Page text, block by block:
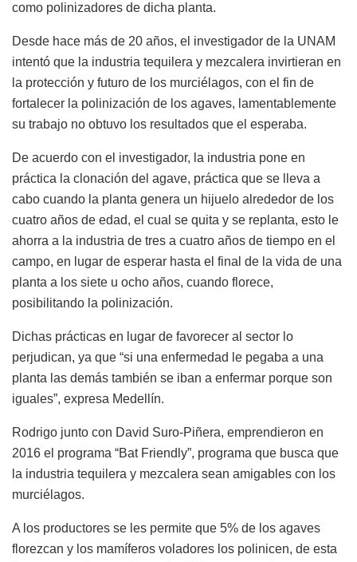
como polinizadores de dicha planta.
Desde hace más de 20 años, el investigador de la UNAM
intentó que la industria tequilera y mezcalera invirtieran en
la protección y futuro de los murciélagos, con el fin de
fortalecer la polinización de los agaves, lamentablemente
su trabajo no obtuvo los resultados que el esperaba.
De acuerdo con el investigador, la industria pone en
práctica la clonación del agave, práctica que se lleva a
cabo cuando la planta genera un hijuelo alrededor de los
cuatro años de edad, el cual se quita y se replanta, esto le
ahorra a la industria de tres a cuatro años de tiempo en el
campo, en lugar de esperar hasta el final de la vida de una
planta a los siete u ocho años, cuando florece,
posibilitando la polinización.
Dichas prácticas en lugar de favorecer al sector lo
perjudican, ya que “si una enfermedad le pegaba a una
planta las demás también se iban a enfermar porque son
iguales”, expresa Medellín.
Rodrigo junto con David Suro-Piñera, emprendieron en
2016 el programa “Bat Friendly”, programa que busca que
la industria tequilera y mezcalera sean amigables con los
murciélagos.
A los productores se les permite que 5% de los agaves
florezcan y los mamíferos voladores los polinicen, de esta